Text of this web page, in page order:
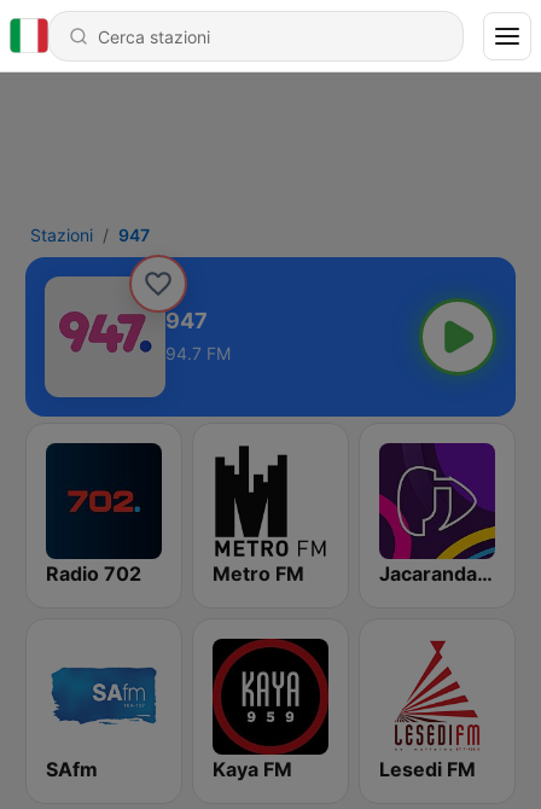
Stazioni 947
947
94.7 FM
Radio 702 Metro FM Jacaranda FM
SAfm Kaya FM Lesedi FM